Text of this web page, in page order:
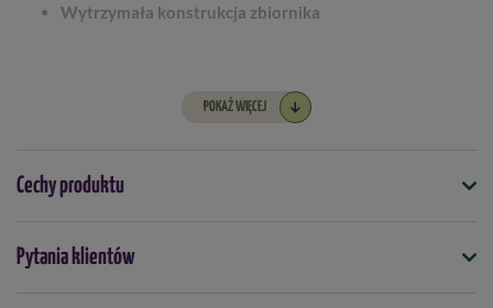
Wytrzymała konstrukcja zbiornika
Do kompostownika możesz wrzucać:
zgniłe owoce,
odpady z warzywnika,
POKAŻ WIĘCEJ
Cechy produktu
Pytania klientów